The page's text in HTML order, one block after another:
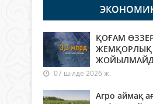
ҚОҒАМ
ЖЕМҚОРЛЫҚ
07 шілде 2026 ж.
Агро аймақ